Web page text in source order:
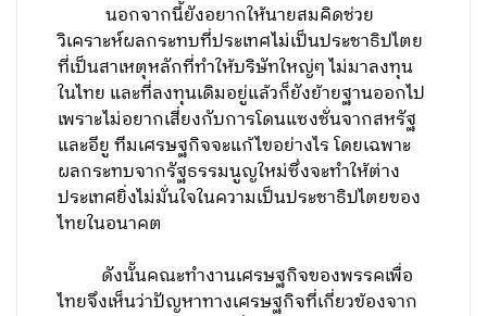
นอกจากนี้ยังอยากให้นายสมคิดช่วย
วิเคราะห์ผลกระทบที่ประเทศไม่เป็นประชาธิปไตย
ที่เป็นสาเหตุหลักที่ทำให้บริษัทใหญ่ๆ ไม่มาลงทุน
ในไทย และที่ลงทุนเดิมอยู่แล้วก็ยังย้ายฐานออกไป
เพราะไม่อยากเสี่ยงกับการโดนแซงชั่นจากสหรัฐ
และอียู ทีมเศรษฐกิจจะแก้ไขอย่างไร โดยเฉพาะ
ผลกระทบจากรัฐธรรมนูญใหม่ซึ่งจะทำให้ต่าง
ประเทศยิ่งไม่มั่นใจในความเป็นประชาธิปไตยของ
ไทยในอนาคต
ดังนั้นคณะทำงานเศรษฐกิจของพรรคเพื่อ
ไทยจึงเห็นว่าปัญหาทางเศรษฐกิจที่เกี่ยวข้องจาก